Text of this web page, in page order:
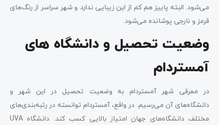
می‌شود. البته پاییز هم کم از این زیبایی ندارد و شهر سراسر از رنگ‌های
قرمز و نارجی پوشانده می‌شود.
وضعیت تحصیل و دانشگاه‌ های
آمستردام
در معرفی شهر آمستردام به وضعیت تحصیل در این شهر و
دانشگاه‌های آن می‌رسیم. در واقع، آمستردام توانسته در رتبه‌بندی‌های
مختلف دانشگاه‌های جهان امتیاز بالایی کسب کند. دانشگاه UVA